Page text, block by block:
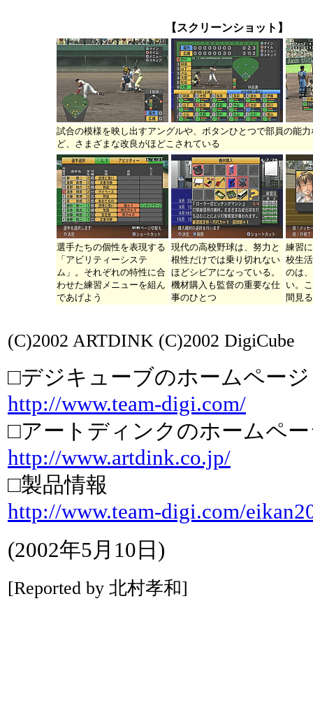
【スクリーンショット】
試合の模様を映し出すアングルや、ボタンひとつで部員の能
ど、さまざまな改良がほどこされている
選手たちの個性を表現する
「アビリティーシステ
ム」。それぞれの特性に合
わせた練習メニューを組ん
であげよう
現代の高校野球は、努力と
根性だけでは乗り切れない
ほどシビアになっている。
機材購入も監督の重要な仕
事のひとつ
練習
校生
のは
い。
間見
(C)2002 ARTDINK (C)2002 DigiCube
□デジキューブのホームページ
http://www.team-digi.com/
□アートディンクのホームペ
http://www.artdink.co.jp/
□製品情報
http://www.team-digi.com/
(2002年5月10日)
[Reported by 北村孝和]